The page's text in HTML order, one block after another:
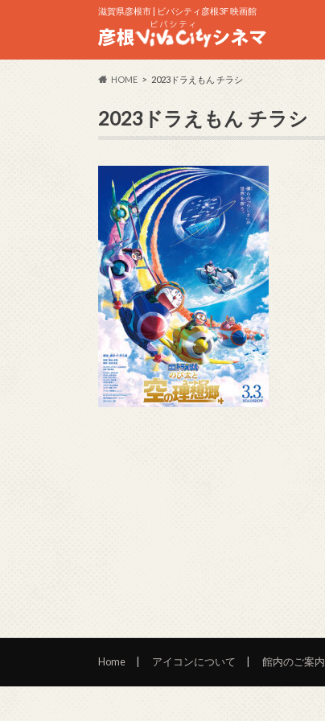
滋賀県彦根市 | ビバシティ彦根3F 映画館
HOME 2023ドラえもん チラシ
2023ドラえもん チラシ
Home アイコンについて 館内のご案内